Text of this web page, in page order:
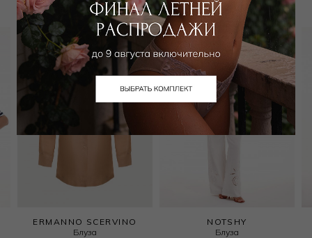
ERMANNO SCERVINO
Блуза
NOTSHY
Блуза